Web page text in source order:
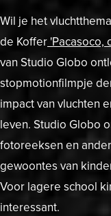
Wil je het
de Koffer 'Pacasoco,
van Studio Globo
stopmotionfilmpje
impact van vluchten
leven. Studio Globo
fotoreeksen en
gewoontes van
Voor lagere school
interessant.